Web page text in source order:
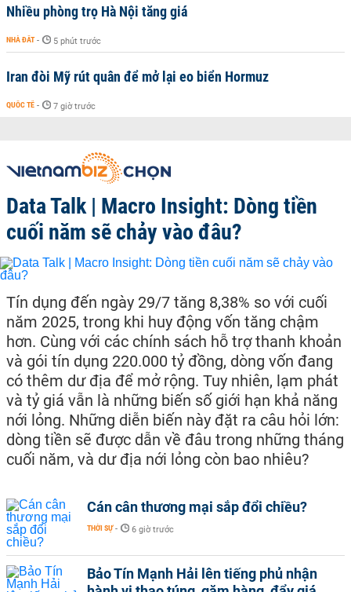
Nhiều phòng trọ Hà Nội tăng giá
NHÀ ĐẤT - 5 phút trước
Iran đòi Mỹ rút quân để mở lại eo biển Hormuz
QUỐC TẾ - 7 giờ trước
Data Talk | Macro Insight: Dòng tiền
cuối năm sẽ chảy vào đâu?
Tín dụng đến ngày 29/7 tăng 8,38% so với cuối
năm 2025, trong khi huy động vốn tăng chậm
hơn. Cùng với các chính sách hỗ trợ thanh khoản
và gói tín dụng 220.000 tỷ đồng, dòng vốn đang
có thêm dư địa để mở rộng. Tuy nhiên, lạm phát
và tỷ giá vẫn là những biến số giới hạn khả năng
nới lỏng. Những diễn biến này đặt ra câu hỏi lớn:
dòng tiền sẽ được dẫn về đâu trong những tháng
cuối năm, và dư địa nới lỏng còn bao nhiêu?
Cán cân thương mại sắp đổi chiều?
THỜI SỰ - 6 giờ trước
Bảo Tín Mạnh Hải lên tiếng phủ nhận